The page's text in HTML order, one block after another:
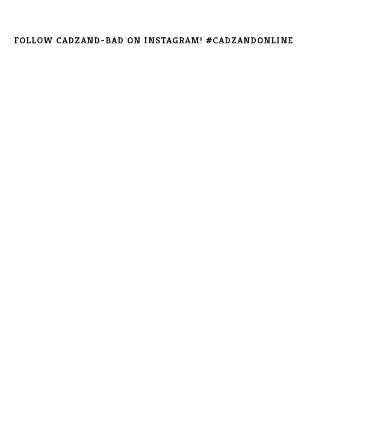
FOLLOW CADZAND-BAD ON INSTAGRAM! #CADZANDONLINE